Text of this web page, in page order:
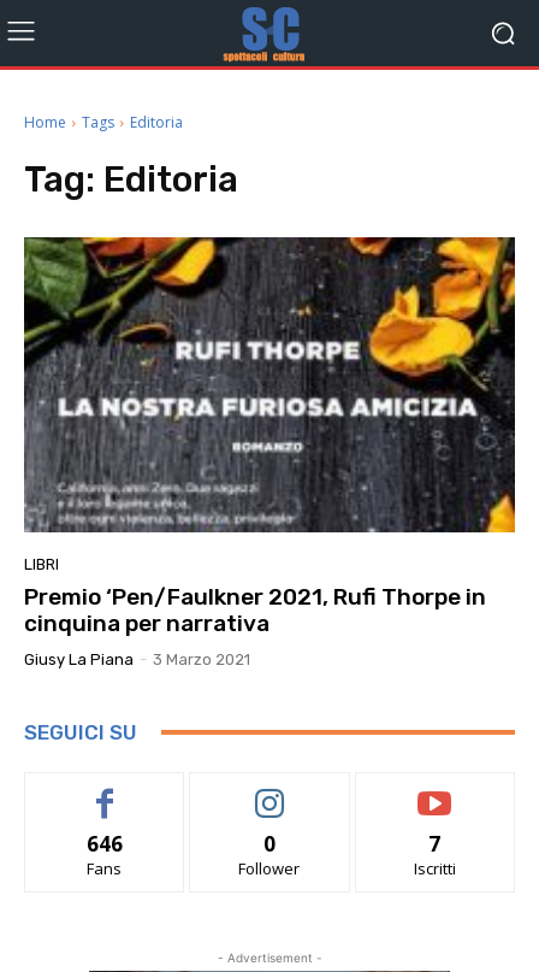
Home Tags Editoria
Tag: Editoria
LIBRI
Premio ‘Pen/Faulkner 2021, Rufi Thorpe in
cinquina per narrativa
Giusy La Piana - 3 Marzo 2021
SEGUICI SU
646
Fans
0
Follower
7
Iscritti
- Advertisement -